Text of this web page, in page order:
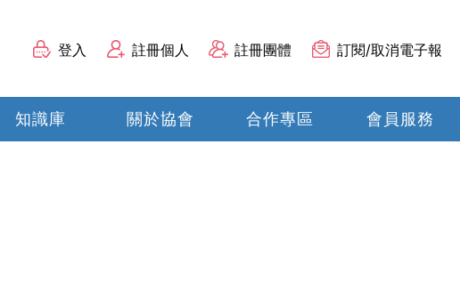
登入 註冊個人 註冊團體 訂閱/取消電子報
知識庫 關於協會 合作專區 會員服務